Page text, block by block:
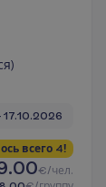
17.10.2026
ось всего 4!
€/чел.